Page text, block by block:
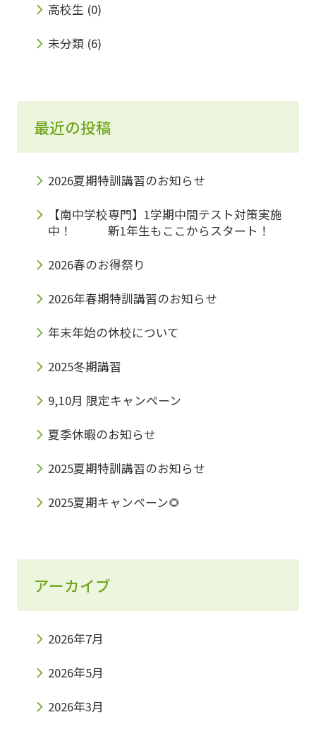
高校生 (0)
未分類 (6)
最近の投稿
2026夏期特訓講習のお知らせ
【南中学校専門】1学期中間テスト対策実施
中！ 新1年生もここからスタート！
2026春のお得祭り
2026年春期特訓講習のお知らせ
年末年始の休校について
2025冬期講習
9,10月 限定キャンペーン
夏季休暇のお知らせ
2025夏期特訓講習のお知らせ
2025夏期キャンペーン🌻
アーカイブ
2026年7月
2026年5月
2026年3月